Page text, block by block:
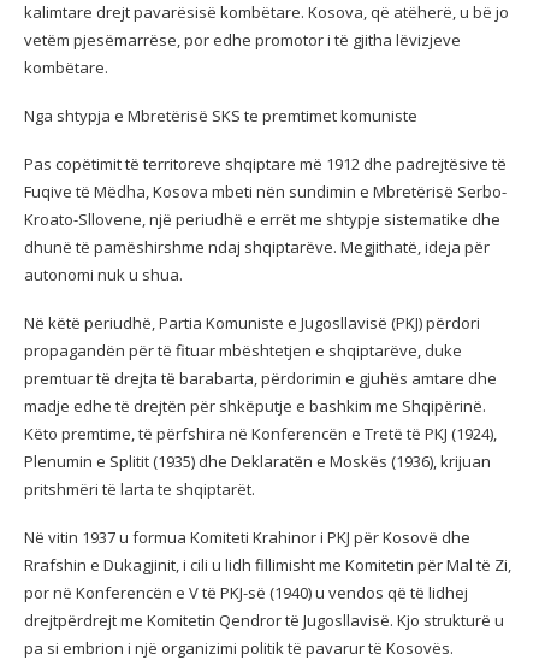
kalimtare drejt pavarësisë kombëtare. Kosova, që atëherë, u bë jo
vetëm pjesëmarrëse, por edhe promotor i të gjitha lëvizjeve
kombëtare.
Nga shtypja e Mbretërisë SKS te premtimet komuniste
Pas copëtimit të territoreve shqiptare më 1912 dhe padrejtësive të
Fuqive të Mëdha, Kosova mbeti nën sundimin e Mbretërisë Serbo-
Kroato-Sllovene, një periudhë e errët me shtypje sistematike dhe
dhunë të pamëshirshme ndaj shqiptarëve. Megjithatë, ideja për
autonomi nuk u shua.
Në këtë periudhë, Partia Komuniste e Jugosllavisë (PKJ) përdori
propagandën për të fituar mbështetjen e shqiptarëve, duke
premtuar të drejta të barabarta, përdorimin e gjuhës amtare dhe
madje edhe të drejtën për shkëputje e bashkim me Shqipërinë.
Këto premtime, të përfshira në Konferencën e Tretë të PKJ (1924),
Plenumin e Splitit (1935) dhe Deklaratën e Moskës (1936), krijuan
pritshmëri të larta te shqiptarët.
Në vitin 1937 u formua Komiteti Krahinor i PKJ për Kosovë dhe
Rrafshin e Dukagjinit, i cili u lidh fillimisht me Komitetin për Mal të Zi,
por në Konferencën e V të PKJ-së (1940) u vendos që të lidhej
drejtpërdrejt me Komitetin Qendror të Jugosllavisë. Kjo strukturë u
pa si embrion i një organizimi politik të pavarur të Kosovës.